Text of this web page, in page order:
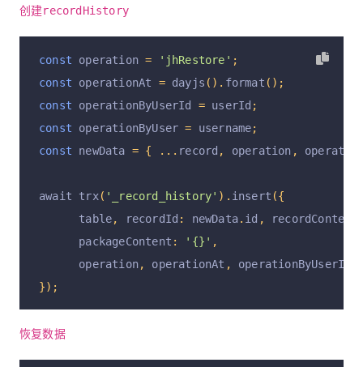
创建recordHistory
const operation = 'jhRestore' ;
const operationAt = dayjs (). format ();
const operationByUserId = userId ;
const operationByUser = username;
const newData = { ... record , operation ,
await trx( '_record_history' ). insert ({
      table
, recordId : newData. id , recordContent
      packageContent
: '{}' ,
      operation
, operationAt , operationByUserId
});
恢复数据